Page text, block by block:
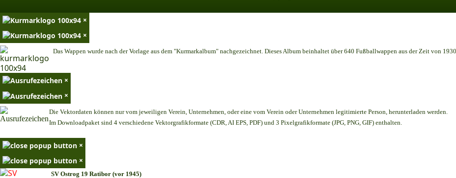
×
×
Das Wappen wurde nach der Vorlage aus dem "Kurmarkalbum" nachgezeichnet. Dieses Album beinhaltet über 640 Fußballwappen aus der Zeit von
×
×
Die Vektordaten können nur vom jeweiligen Verein, Unternehmen, oder eine vom Verein oder Unternehmen legitimierte Person, herunterladen werden.
Im Downloadpaket sind 4 verschiedene Vektorgrafikformate (CDR, AI EPS, PDF) und 3 Pixelgrafikformate (JPG, PNG, GIF) enthalten.
×
×
SV Ostrog 19 Ratibor (vor 1945)